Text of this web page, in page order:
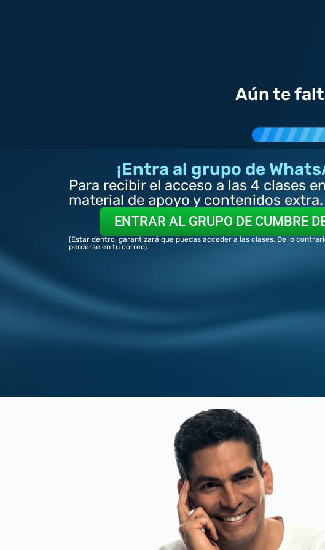
Aún te
¡Entra al grupo de
Para recibir el acceso a las 4 clases
material de apoyo y contenidos extra.
ENTRAR AL GRUPO DE CUMBRE
(Estar dentro, garantizará que puedas acceder a las clases. De lo
perderse en tu correo).